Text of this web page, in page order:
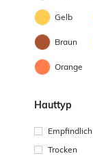
Gelb
Braun
Orange
Hauttyp
Empfindlich
Trocken